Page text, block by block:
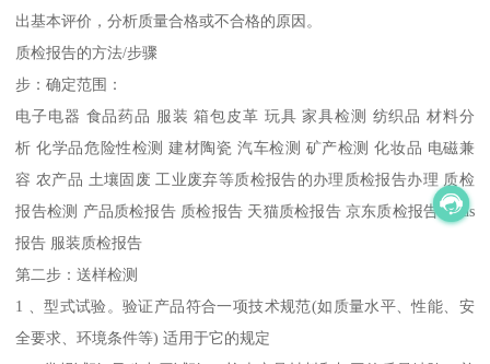
出基本评价，分析质量合格或不合格的原因。
质检报告的方法/步骤
步：确定范围：
电子电器 食品药品 服装 箱包皮革 玩具 家具检测 纺织品 材料分
析 化学品危险性检测 建材陶瓷 汽车检测 矿产检测 化妆品 电磁兼
容 农产品 土壤固废 工业废弃等质检报告的办理质检报告办理 质检
报告检测 产品质检报告 质检报告 天猫质检报告 京东质检报告 msds
报告 服装质检报告
第二步：送样检测
1 、型式试验。验证产品符合一项技术规范(如质量水平、性能、安
全要求、环境条件等) 适用于它的规定